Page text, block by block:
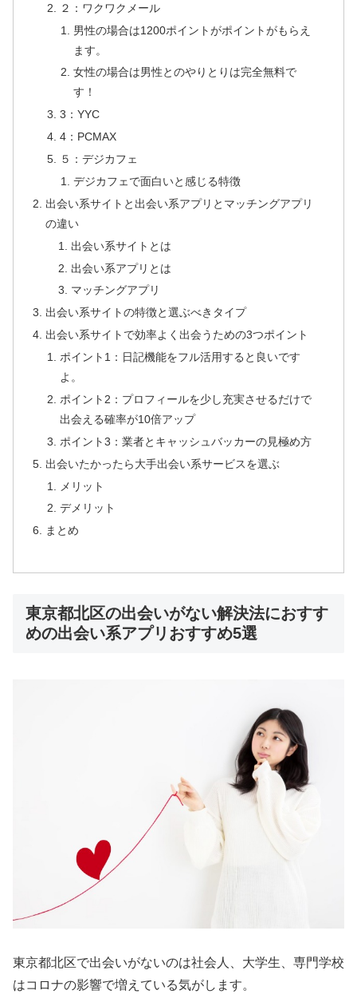
２：ワクワクメール
男性の場合は1200ポイントがポイントがもらえ
ます。
女性の場合は男性とのやりとりは完全無料で
す！
3：YYC
4：PCMAX
５：デジカフェ
デジカフェで面白いと感じる特徴
出会い系サイトと出会い系アプリとマッチングアプリ
の違い
出会い系サイトとは
出会い系アプリとは
マッチングアプリ
出会い系サイトの特徴と選ぶべきタイプ
出会い系サイトで効率よく出会うための3つポイント
ポイント1：日記機能をフル活用すると良いです
よ。
ポイント2：プロフィールを少し充実させるだけで
出会える確率が10倍アップ
ポイント3：業者とキャッシュバッカーの見極め方
出会いたかったら大手出会い系サービスを選ぶ
メリット
デメリット
まとめ
東京都北区の出会いがない解決法におすす
めの出会い系アプリおすすめ5選
東京都北区で出会いがないのは社会人、大学生、専門学校
はコロナの影響で増えている気がします。